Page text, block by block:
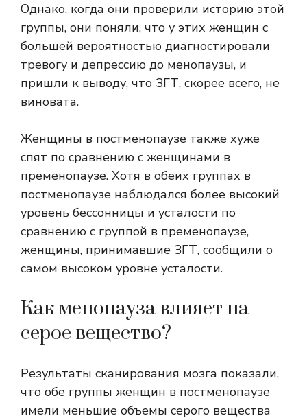
Однако, когда они проверили историю этой
группы, они поняли, что у этих женщин с
большей вероятностью диагностировали
тревогу и депрессию до менопаузы, и
пришли к выводу, что ЗГТ, скорее всего, не
виновата.
Женщины в постменопаузе также хуже
спят по сравнению с женщинами в
пременопаузе. Хотя в обеих группах в
постменопаузе наблюдался более высокий
уровень бессонницы и усталости по
сравнению с группой в пременопаузе,
женщины, принимавшие ЗГТ, сообщили о
самом высоком уровне усталости.
Как менопауза влияет на
серое вещество?
Результаты сканирования мозга показали,
что обе группы женщин в постменопаузе
имели меньшие объемы серого вещества